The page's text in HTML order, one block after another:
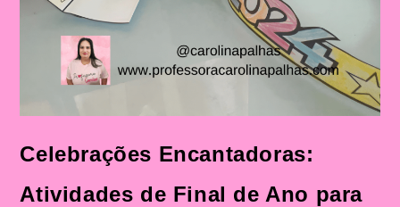
Celebrações Encantadoras:
Atividades de Final de Ano para